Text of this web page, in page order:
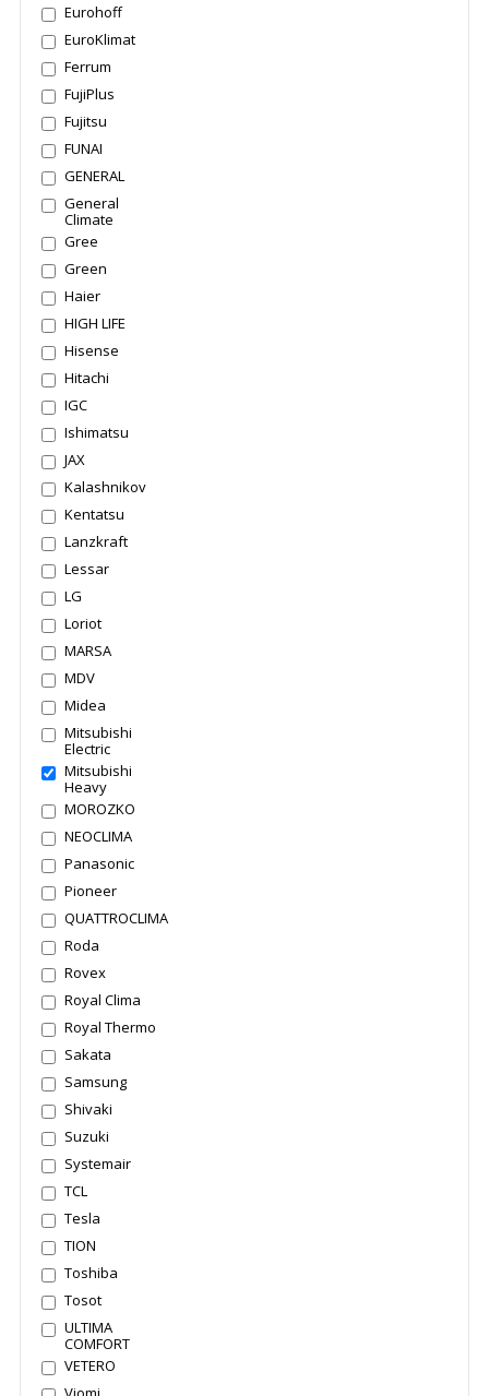
Eurohoff
EuroKlimat
Ferrum
FujiPlus
Fujitsu
FUNAI
GENERAL
General
Climate
Gree
Green
Haier
HIGH LIFE
Hisense
Hitachi
IGC
Ishimatsu
JAX
Kalashnikov
Kentatsu
Lanzkraft
Lessar
LG
Loriot
MARSA
MDV
Midea
Mitsubishi
Electric
Mitsubishi
Heavy
MOROZKO
NEOCLIMA
Panasonic
Pioneer
QUATTROCLIMA
Roda
Rovex
Royal Clima
Royal Thermo
Sakata
Samsung
Shivaki
Suzuki
Systemair
TCL
Tesla
TION
Toshiba
Tosot
ULTIMA
COMFORT
VETERO